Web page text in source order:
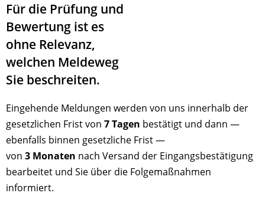
Für die Prüfung und
Bewertung ist es
ohne Relevanz,
welchen Meldeweg
Sie beschreiten.
Eingehende Meldungen werden von uns innerhalb der
gesetzlichen Frist von 7 Tagen bestätigt und dann —
ebenfalls binnen gesetzliche Frist —
von 3 Monaten nach Versand der Eingangsbestätigung
bearbeitet und Sie über die Folgemaßnahmen
informiert.